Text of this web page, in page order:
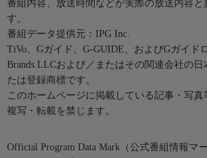
番組内容、放送時間などが実際の放送内容と
す。
番組データ提供元：IPG Inc.
TiVo、Gガイド、G-GUIDE、およびGガイド
Brands LLCおよび／またはその関連会社の日
たは登録商標です。
このホームページに掲載している記事・写
複写・転載を禁じます。
Official Program Data Mark（公式番組情報マー